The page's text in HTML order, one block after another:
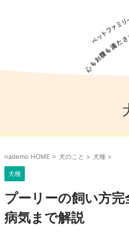
犬のこと
犬のしつけ
犬のア
猫のこと
猫のしつけ
猫のア
ペットフー
nademo HOME > 犬のこと > 犬種 >
犬種
プーリーの飼い方
病気まで解説